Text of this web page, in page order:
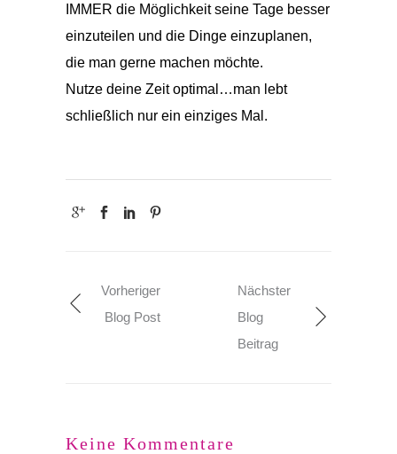
IMMER die Möglichkeit seine Tage besser
einzuteilen und die Dinge einzuplanen,
die man gerne machen möchte.
Nutze deine Zeit optimal…man lebt
schließlich nur ein einziges Mal.
Vorheriger
Blog Post
Nächster
Blog
Beitrag
Keine Kommentare